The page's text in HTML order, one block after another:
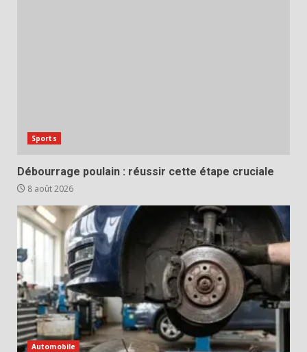
Sports
Débourrage poulain : réussir cette étape cruciale
8 août 2026
Automobile